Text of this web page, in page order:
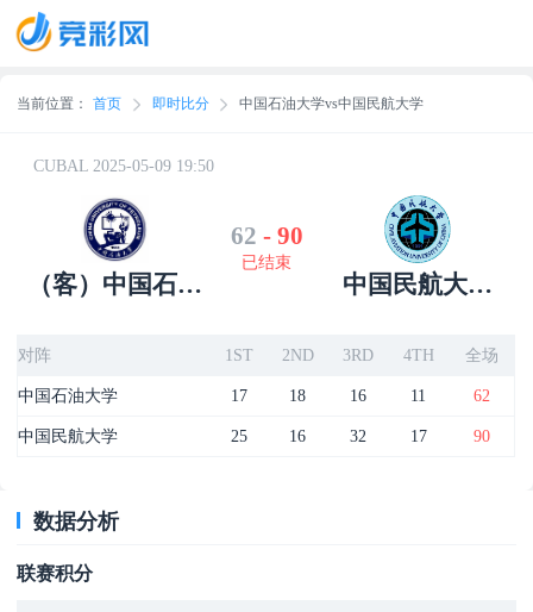
当前位置： 首页 即时比分 中国石油大学vs中国民航大学
（客）中国石油
CUBAL 2025-05-09 19:50
62 - 90
已结束
中国民航大学
对阵 1ST 2ND 3RD 4TH 全场
中国石油大学 17 18 16 11 62
中国民航大学 25 16 32 17 90
数据分析
联赛积分